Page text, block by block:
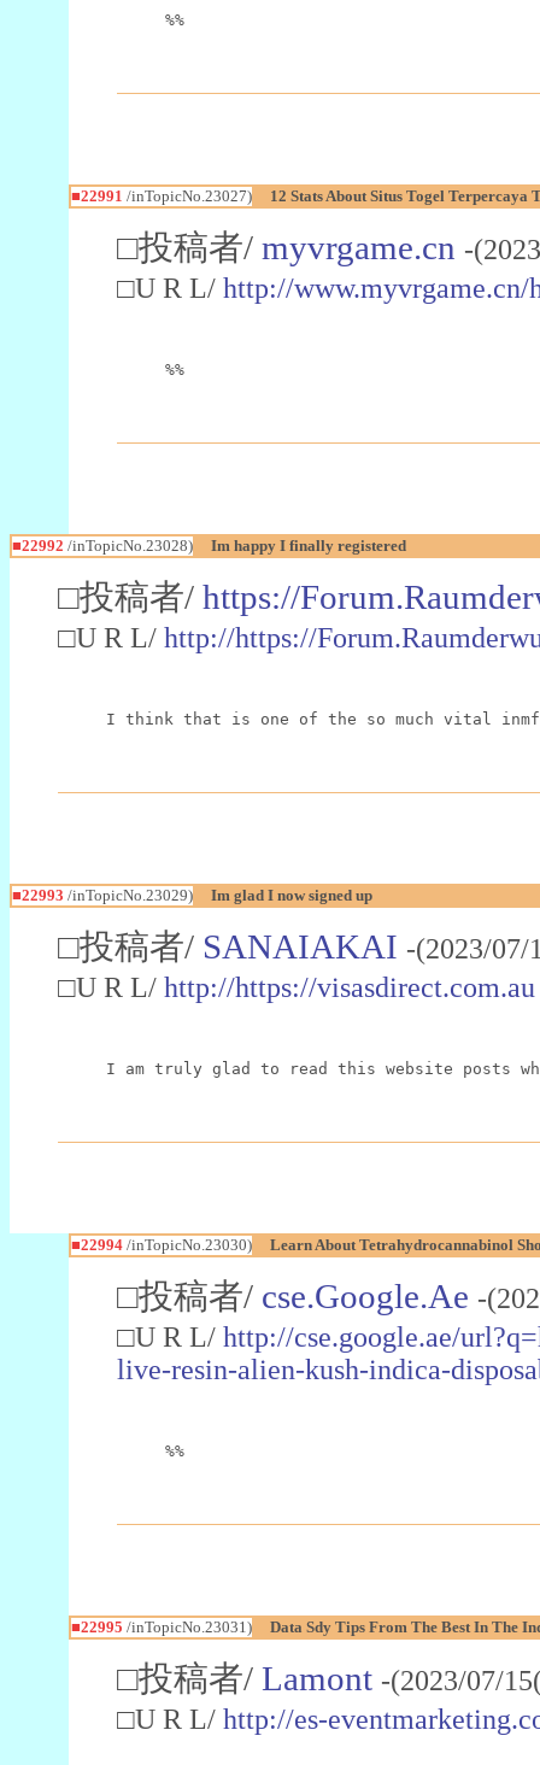
%%
■22991 /inTopicNo.23027) 12 Stats About Situs Togel Terpercaya
□投稿者/ myvrgame.cn -
□U R L/ http://www.myvrgame.cn/
%%
■22992 /inTopicNo.23028) Im happy I finally registered
□投稿者/ https://
□U R L/ http://https://
I think that is one of the so much vital
■22993 /inTopicNo.23029) Im glad I now signed up
□投稿者/ SANAIAKAI -(2023/
□U R L/ http://https://visasdirect.com.au
I am truly glad to read this website posts
■22994/inTopicNo.23030) Learn About Tetrahydrocannabinol
□投稿者/ cse.Google.Ae -
□U R L/ http://cse.google.ae/
live-resin-alien-kush-indica-
%%
■22995 /inTopicNo.23031) Data Sdy Tips From The Best In The
□投稿者/ Lamont -(2023/07/
□U R L/ http://es-